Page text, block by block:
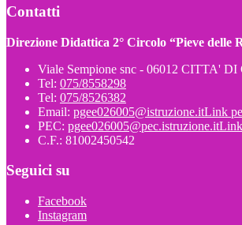
Contatti
Direzione Didattica 2° Circolo “Pieve delle
Viale Sempione snc - 06012 CITTA'
Tel: 075/8558298
Tel: 075/8526382
Email: pgee026005@istruzione.itLink
PEC: pgee026005@pec.istruzione.it
C.F.: 81002450542
Seguici su
Facebook
Instagram